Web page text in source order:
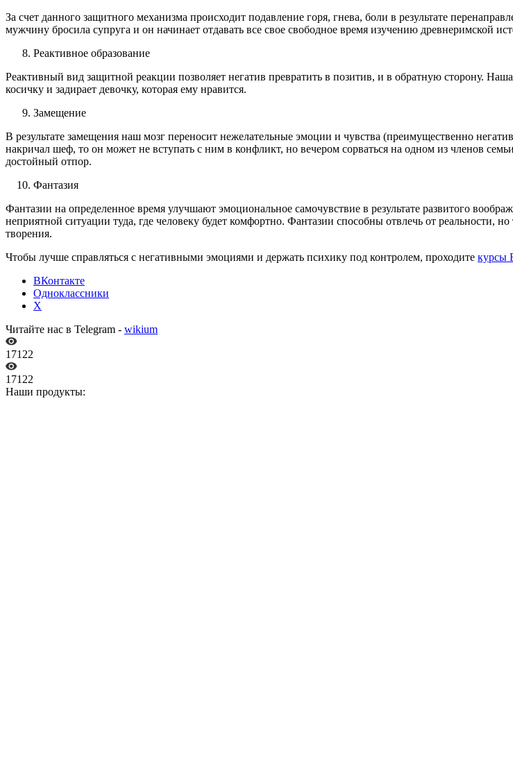
За счет данного защитного механизма происходит подавление горя, гнева, боли в результате
мужчину бросила супруга и он начинает отдавать все свое свободное время изучению древнеримской
Реактивное образование
Реактивный вид защитной реакции позволяет негатив превратить в позитив, и в обратную сторону.
косичку и задирает девочку, которая ему нравится.
Замещение
В результате замещения наш мозг переносит нежелательные эмоции и чувства (преимущественно
накричал шеф, то он может не вступать с ним в конфликт, но вечером сорваться на одном из членов
достойный отпор.
Фантазия
Фантазии на определенное время улучшают эмоциональное самочувствие в результате развитого
неприятной ситуации туда, где человеку будет комфортно. Фантазии способны отвлечь от реальности,
творения.
Чтобы лучше справляться с негативными эмоциями и держать психику под контролем, проходите курсы
ВКонтакте
Одноклассники
X
Читайте нас в Telegram - wikium
17122
17122
Наши продукты: